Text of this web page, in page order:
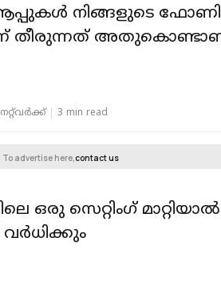
നിങ്ങളുടെ
തീരുന്നത്
3 min read
To advertise here,contact us
ഒരു സെറ്റിംഗ്